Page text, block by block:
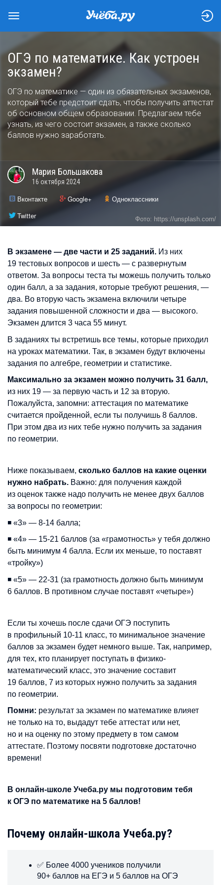
ОГЭ по математике. Как устроен
экзамен?
ОГЭ по математике — один из обязательных экзаменов,
который тебе предстоит сдать, чтобы получить аттестат
об основном общем образовании. Предлагаем тебе
узнать, из чего состоит экзамен, а также сколько
баллов нужно заработать.
Мария Большакова
16 октября 2024
Вконтакте Google+
Одноклассники
Twitter
Фото: https://unsplash.com/
В экзамене — две части и 25 заданий. Из них
19 тестовых вопросов и шесть — с развернутым
ответом. За вопросы теста ты можешь получить только
один балл, а за задания, которые требуют решения, —
два. Во вторую часть экзамена включили четыре
задания повышенной сложности и два — высокого.
Экзамен длится 3 часа 55 минут.
В заданиях ты встретишь все темы, которые приходил
на уроках математики. Так, в экзамен будут включены
задания по алгебре, геометрии и статистике.
Максимально за экзамен можно получить 31 балл,
из них 19 — за первую часть и 12 за вторую.
Пожалуйста, запомни: аттестация по математике
считается пройденной, если ты получишь 8 баллов.
При этом два из них тебе нужно получить за задания
по геометрии.
Ниже показываем, сколько баллов на какие оценки
нужно набрать. Важно: для получения каждой
из оценок также надо получить не менее двух баллов
за вопросы по геометрии:
◾️ «3» — 8-14 балла;
◾️ «4» — 15-21 баллов (за «грамотность» у тебя должно
быть минимум 4 балла. Если их меньше, то поставят
«тройку»)
◾️ «5» — 22-31 (за грамотность должно быть минимум
6 баллов. В противном случае поставят «четыре»)
Если ты хочешь после сдачи ОГЭ поступить
в профильный 10-11 класс, то минимальное значение
баллов за экзамен будет немного выше. Так, например,
для тех, кто планирует поступать в физико-
математический класс, это значение составит
19 баллов, 7 из которых нужно получить за задания
по геометрии.
Помни: результат за экзамен по математике влияет
не только на то, выдадут тебе аттестат или нет,
но и на оценку по этому предмету в том самом
аттестате. Поэтому посвяти подготовке достаточно
времени!
В онлайн-школе Учеба.ру мы подготовим тебя
к ОГЭ по математике на 5 баллов!
Почему онлайн-школа Учеба.ру?
✅ Более 4000 учеников получили
90+ баллов на ЕГЭ и 5 баллов на ОГЭ